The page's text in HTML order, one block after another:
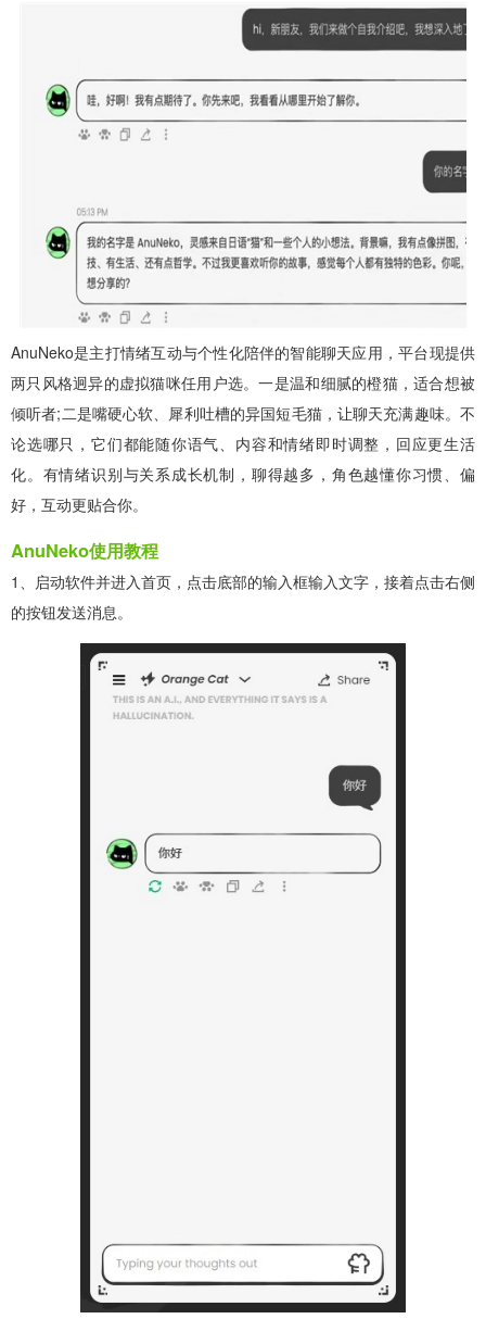
AnuNeko是主打情绪互动与个性化陪伴的智能聊天应用，平台现提供
两只风格迥异的虚拟猫咪任用户选。一是温和细腻的橙猫，适合想被
倾听者;二是嘴硬心软、犀利吐槽的异国短毛猫，让聊天充满趣味。不
论选哪只，它们都能随你语气、内容和情绪即时调整，回应更生活
化。有情绪识别与关系成长机制，聊得越多，角色越懂你习惯、偏
好，互动更贴合你。
AnuNeko使用教程
1、启动软件并进入首页，点击底部的输入框输入文字，接着点击右侧
的按钮发送消息。